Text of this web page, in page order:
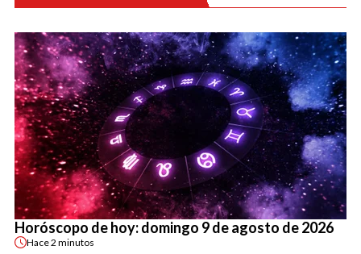
Horóscopo de hoy: domingo 9 de agosto de 2026
Hace2 minutos